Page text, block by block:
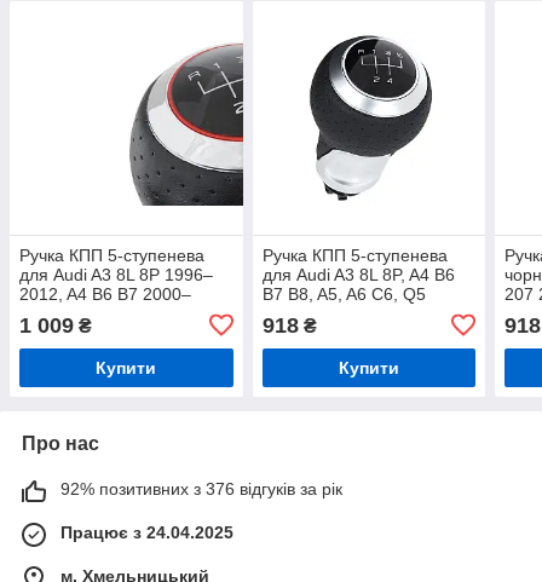
Ручка КПП 5-ступенева
для Audi A3 8L 8P 1996–
2012, A4 B6 B7 2000–
2008, A6 C6 2004–2008,
чорна з хромом, R зверху
1 009 ₴
Купити
Ручка КПП 5-ступенева
для Audi A3 8L 8P, A4 B6
B7 B8, A5, A6 C6, Q5
хромом
918₴
Купити
207
918
Про нас
92% позитивних з 376 відгуків за рік
Працює з 24.04.2025
м. Хмельницький